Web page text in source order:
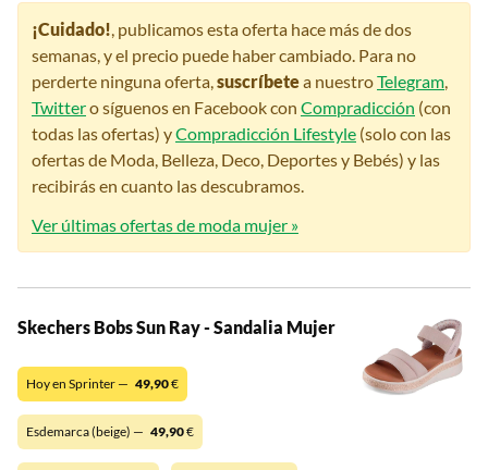
¡Cuidado!, publicamos esta oferta hace más de dos
semanas, y el precio puede haber cambiado. Para no
perderte ninguna oferta,suscríbetea nuestroTelegram,
Twittero síguenos en Facebook con Compradicción (con
todas las ofertas) yCompradicción Lifestyle (solo con las
ofertas de Moda, Belleza, Deco, Deportes y Bebés) y las
recibirás en cuanto las descubramos.
Ver últimas ofertas de moda mujer »
Skechers Bobs Sun Ray - Sandalia Mujer
Hoy en Sprinter — 49,90€
Esdemarca (beige) — 49,90€